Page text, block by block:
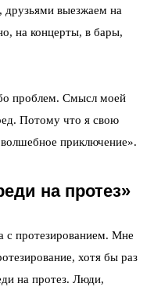
выезжаем на
на концерты, в бары,
проблем. Смысл моей
Потому что я свою
приключение».
на протез»
с протезированием. Мне
хотя бы раз
на протез. Люди,